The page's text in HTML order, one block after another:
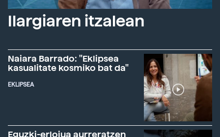
Ilargiaren itzalean
Naiara Barrado: "Eklipsea
kasualitate kosmiko bat da"
EKLIPSEA
Eguzki-erlojua aurreratzen